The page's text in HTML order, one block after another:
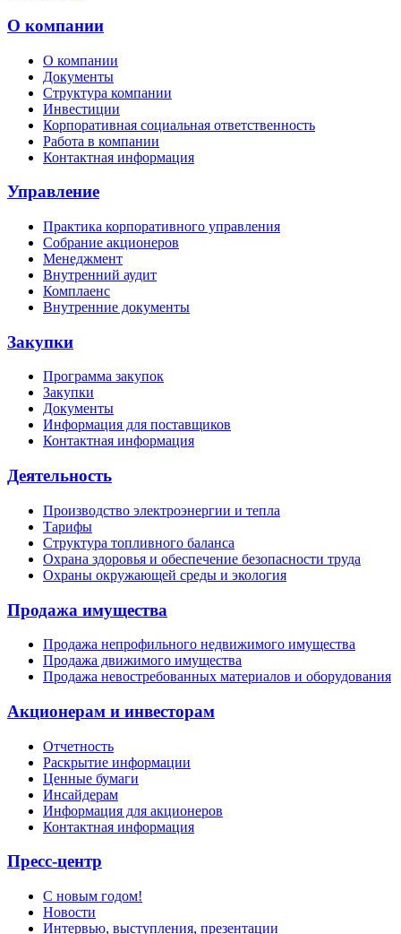
О компании
О компании
Документы
Структура компании
Инвестиции
Корпоративная социальная ответственность
Работа в компании
Контактная информация
Управление
Практика корпоративного управления
Собрание акционеров
Менеджмент
Внутренний аудит
Комплаенс
Внутренние документы
Закупки
Программа закупок
Закупки
Документы
Информация для поставщиков
Контактная информация
Деятельность
Производство электроэнергии и тепла
Тарифы
Структура топливного баланса
Охрана здоровья и обеспечение безопасности труда
Охраны окружающей среды и экология
Продажа имущества
Продажа непрофильного недвижимого имущества
Продажа движимого имущества
Продажа невостребованных материалов и оборудования
Акционерам и инвесторам
Отчетность
Раскрытие информации
Ценные бумаги
Инсайдерам
Информация для акционеров
Контактная информация
Пресс-центр
С новым годом!
Новости
Интервью, выступления, презентации